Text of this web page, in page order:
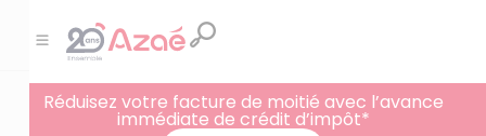
Réduisez votre facture de moitié avec l’avance
immédiate de crédit d’impôt*